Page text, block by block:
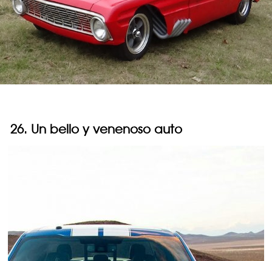
26. Un bello y venenoso auto